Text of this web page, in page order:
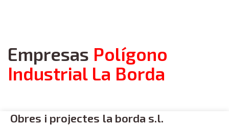
Empresas Polígono
Industrial La Borda
Obres i projectes la borda s.l.